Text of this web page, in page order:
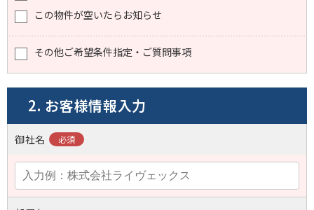
この物件が空いたらお知らせ
その他ご希望条件指定・ご質問事項
2. お客様情報入力
御社名